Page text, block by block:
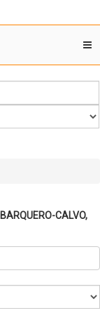
BARQUERO-CALVO,